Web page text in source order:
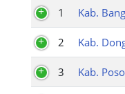
1 Kab.
2 Kab.
3 Kab. Poso